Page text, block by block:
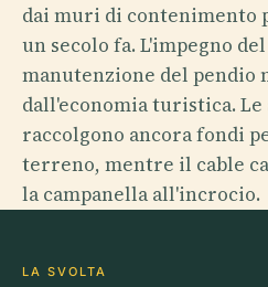
dai muri di contenimento
un secolo fa. L'impegno
manutenzione del pendio
dall'economia turistica.
raccolgono ancora fondi
terreno, mentre il cable
la campanella all'incrocio.
LA SVOLTA